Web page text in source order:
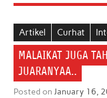
Artikel Curhat
MALAIKAT JUGA
JUARANYAA..
Posted on January 16,